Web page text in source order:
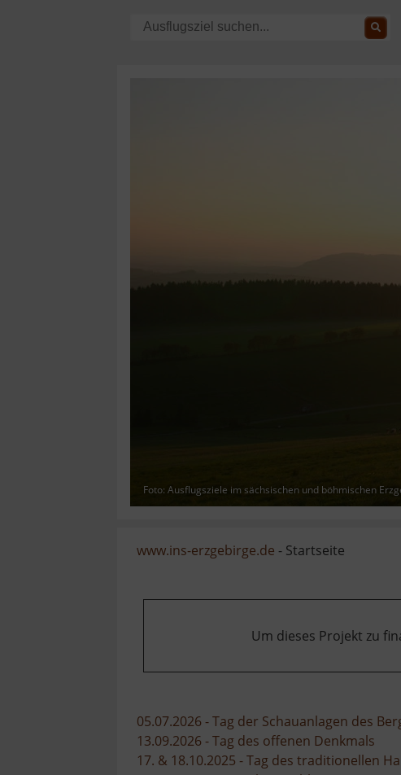
Foto: Ausflugsziele im sächsischen und böhmischen
www.ins-erzgebirge.de - Startseite
Um dieses Projekt zu
05.07.2026 - Tag der Schauanlagen des
13.09.2026 - Tag des offenen Denkmals
17. & 18.10.2025 - Tag des traditionellen